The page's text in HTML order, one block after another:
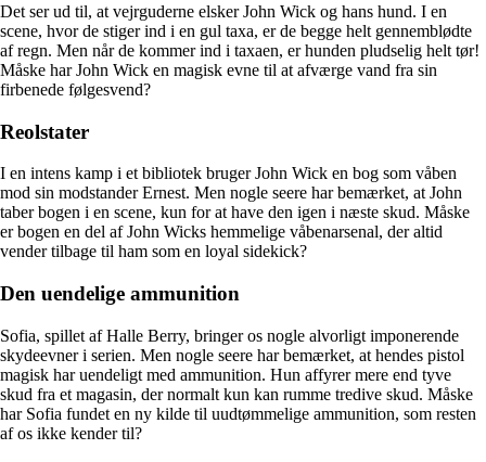
Det ser ud til, at vejrguderne elsker John Wick og hans hund. I en
scene, hvor de stiger ind i en gul taxa, er de begge helt gennemblødte
af regn. Men når de kommer ind i taxaen, er hunden pludselig helt tør!
Måske har John Wick en magisk evne til at afværge vand fra sin
firbenede følgesvend?
Reolstater
I en intens kamp i et bibliotek bruger John Wick en bog som våben
mod sin modstander Ernest. Men nogle seere har bemærket, at John
taber bogen i en scene, kun for at have den igen i næste skud. Måske
er bogen en del af John Wicks hemmelige våbenarsenal, der altid
vender tilbage til ham som en loyal sidekick?
Den uendelige ammunition
Sofia, spillet af Halle Berry, bringer os nogle alvorligt imponerende
skydeevner i serien. Men nogle seere har bemærket, at hendes pistol
magisk har uendeligt med ammunition. Hun affyrer mere end tyve
skud fra et magasin, der normalt kun kan rumme tredive skud. Måske
har Sofia fundet en ny kilde til uudtømmelige ammunition, som resten
af os ikke kender til?